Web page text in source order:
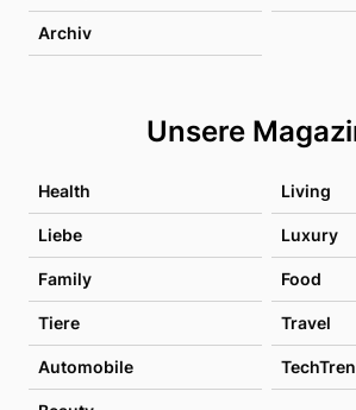
Archiv
Unsere
Health Living
Liebe Luxury
Family Food
Tiere Travel
Automobile